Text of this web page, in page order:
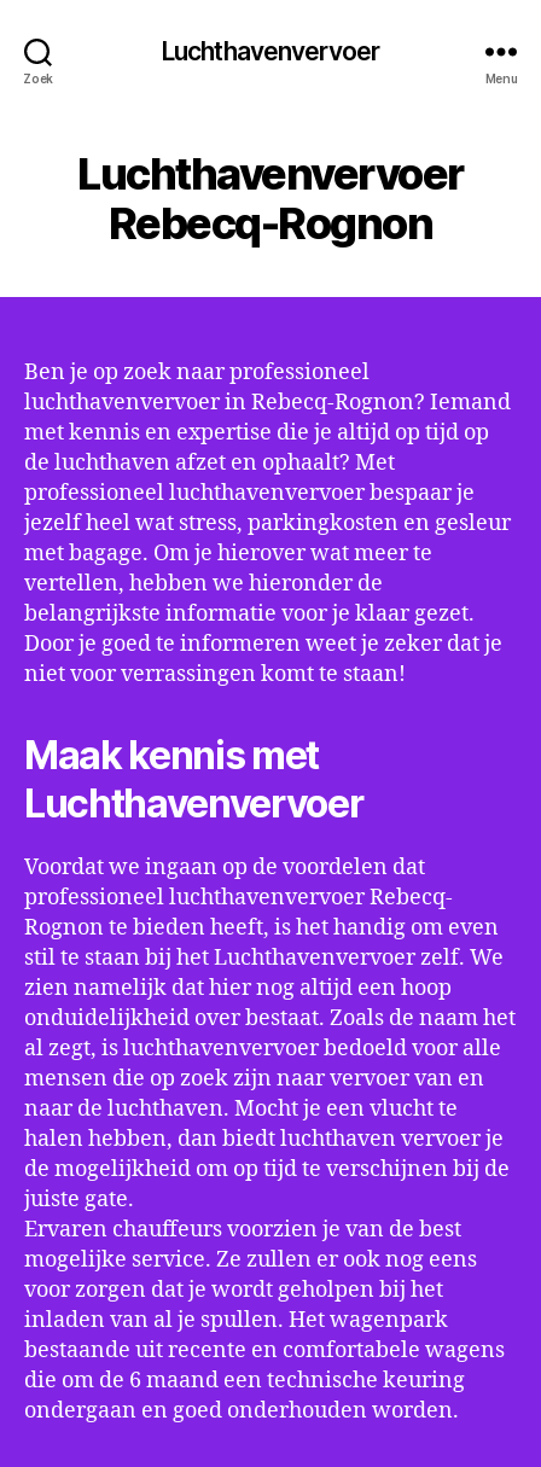
Zoek
Luchthavenvervoer
Menu
Luchthavenvervoer
Rebecq-Rognon
Ben je op zoek naar professioneel
luchthavenvervoer in Rebecq-Rognon? Iemand
met kennis en expertise die je altijd op tijd op
de luchthaven afzet en ophaalt? Met
professioneel luchthavenvervoer bespaar je
jezelf heel wat stress, parkingkosten en gesleur
met bagage. Om je hierover wat meer te
vertellen, hebben we hieronder de
belangrijkste informatie voor je klaar gezet.
Door je goed te informeren weet je zeker dat je
niet voor verrassingen komt te staan!
Maak kennis met
Luchthavenvervoer
Voordat we ingaan op de voordelen dat
professioneel luchthavenvervoer Rebecq-
Rognon te bieden heeft, is het handig om even
stil te staan bij het Luchthavenvervoer zelf. We
zien namelijk dat hier nog altijd een hoop
onduidelijkheid over bestaat. Zoals de naam het
al zegt, is luchthavenvervoer bedoeld voor alle
mensen die op zoek zijn naar vervoer van en
naar de luchthaven. Mocht je een vlucht te
halen hebben, dan biedt luchthaven vervoer je
de mogelijkheid om op tijd te verschijnen bij de
juiste gate.
Ervaren chauffeurs voorzien je van de best
mogelijke service. Ze zullen er ook nog eens
voor zorgen dat je wordt geholpen bij het
inladen van al je spullen. Het wagenpark
bestaande uit recente en comfortabele wagens
die om de 6 maand een technische keuring
ondergaan en goed onderhouden worden.